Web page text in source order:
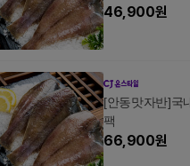
46,900원
[안동맛자반]국
팩
66,900원